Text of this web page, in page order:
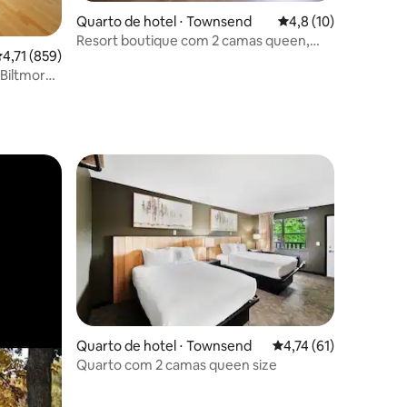
de uma avaliação média de 5, 859 avaliações
4,71 (859)
Quarto de hotel ⋅ Townsend 4,8 de uma
4,8 (10)
Resort boutique com 2 camas queen,
Quarto de hotel ⋅ Townsend 4,74 de uma
4,74 (61)
Quarto com 2 camas queen size